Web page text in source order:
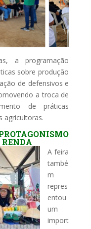
a programação
sobre produção
de defensivos e
a troca de
de práticas
agricultoras.
A feira
també
m
repres
entou
um
import